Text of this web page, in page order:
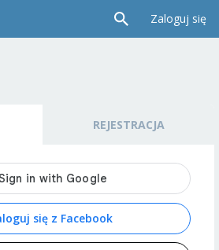
Zaloguj się
REJESTRACJA
się z Facebook